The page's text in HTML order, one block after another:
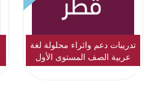
تدريبات دعم واثراء محلولة لغة
عربية الصف المستوى الأول